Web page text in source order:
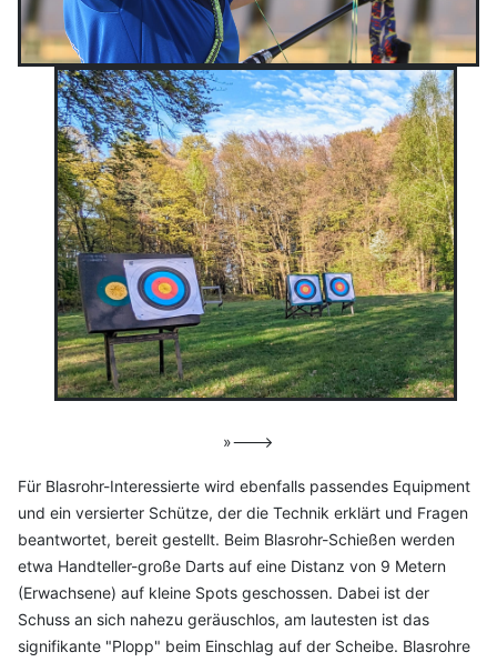
»–––>
Für Blasrohr-Interessierte wird ebenfalls passendes Equipment
und ein versierter Schütze, der die Technik erklärt und Fragen
beantwortet, bereit gestellt. Beim Blasrohr-Schießen werden
etwa Handteller-große Darts auf eine Distanz von 9 Metern
(Erwachsene) auf kleine Spots geschossen. Dabei ist der
Schuss an sich nahezu geräuschlos, am lautesten ist das
signifikante "Plopp" beim Einschlag auf der Scheibe. Blasrohre